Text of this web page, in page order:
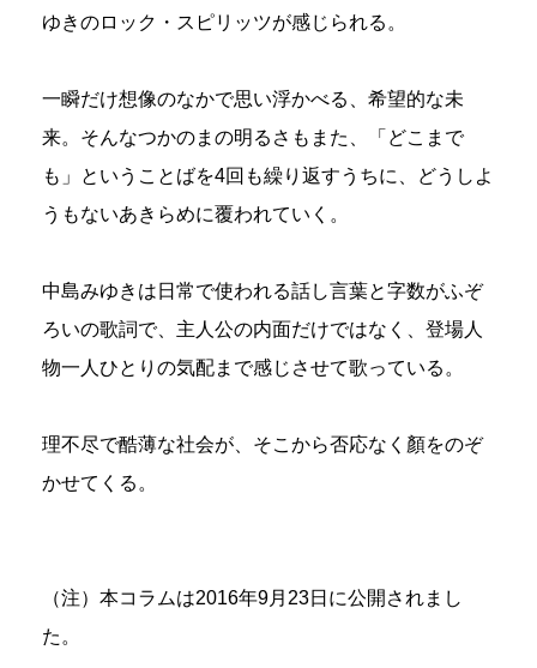
ゆきのロック・スピリッツが感じられる。
一瞬だけ想像のなかで思い浮かべる、希望的な未
来。そんなつかのまの明るさもまた、「どこまで
も」ということばを4回も繰り返すうちに、どうしよ
うもないあきらめに覆われていく。
中島みゆきは日常で使われる話し言葉と字数がふぞ
ろいの歌詞で、主人公の内面だけではなく、登場人
物一人ひとりの気配まで感じさせて歌っている。
理不尽で酷薄な社会が、そこから否応なく顏をのぞ
かせてくる。
（注）本コラムは2016年9月23日に公開されまし
た。